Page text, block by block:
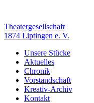
springen
Theatergesellschaft
1874 Liptingen e. V.
Unsere Stücke
Aktuelles
Chronik
Vorstandschaft
Kreativ-Archiv
Kontakt